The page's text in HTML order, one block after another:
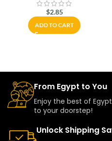
$2.85
ADD TO CART
From Egypt to You
Enjoy the best of
to your doorstep!
Unlock Shipping